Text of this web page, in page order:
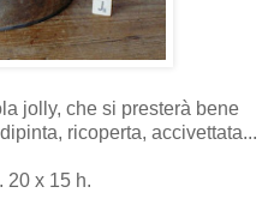
jolly, che si presterà bene
ricoperta, accivettata...
20 x 15 h.